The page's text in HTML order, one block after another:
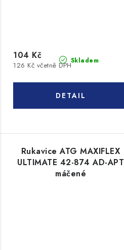
Skladem
126 Kč včetně DPH
104 Kč
Rukavice ATG MAXIFLEX
ULTIMATE 42-874 AD-APT
máčené